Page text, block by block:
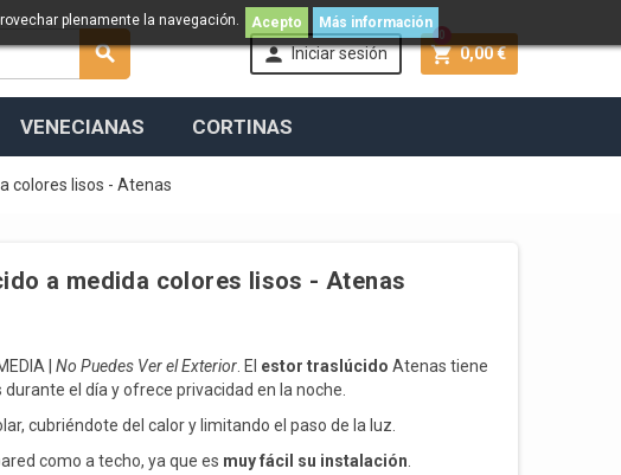
  Iniciar sesión  0,00 €
0
plenamente la navegación. Acepto Más información
VENECIANAS CORTINAS
colores lisos - Atenas
a medida colores lisos - Atenas
| No Puedes Ver el Exterior. El estor traslúcido Atenas tiene
el día y ofrece privacidad en la noche.
cubriéndote del calor y limitando el paso de la luz.
como a techo, ya que es muy fácil su instalación